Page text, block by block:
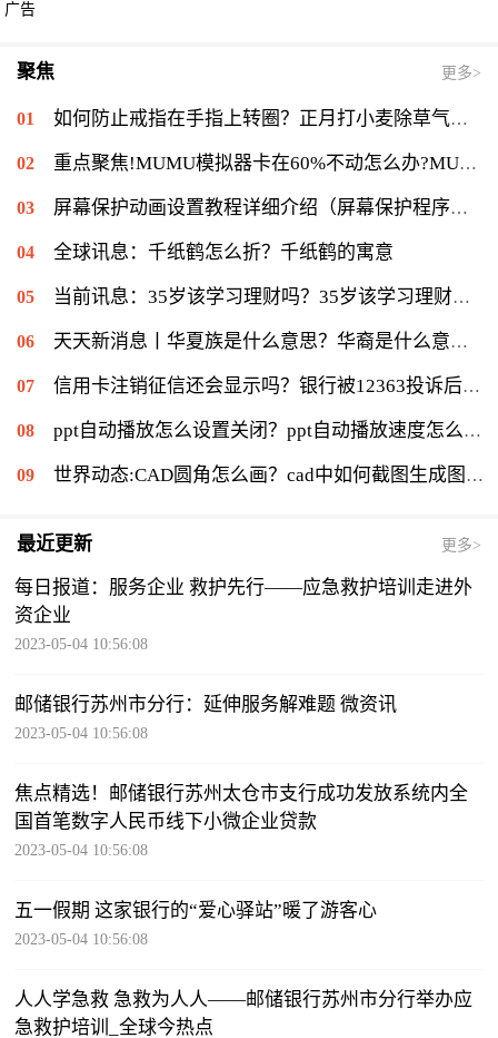
广告
聚焦 更多>
如何防止戒指在手指上转圈？正月打小麦除草气温多少能打？ 全球短讯
重点聚焦!MUMU模拟器卡在60%不动怎么办?MUMU模拟器卡在60%的解决流程
屏幕保护动画设置教程详细介绍（屏幕保护程序等待时间怎么设置）|当前速读
全球讯息：千纸鹤怎么折？千纸鹤的寓意
当前讯息：35岁该学习理财吗？35岁该学习理财会不会太迟？
天天新消息丨华夏族是什么意思？华裔是什么意思：华侨在侨居国生下的子女
信用卡注销征信还会显示吗？银行被12363投诉后果是什么？|环球通讯
ppt自动播放怎么设置关闭？ppt自动播放速度怎么调慢？ 世界报资讯
世界动态:CAD圆角怎么画？cad中如何截图生成图片？
最近更新 更多>
每日报道：服务企业 救护先行——应急救护培训走进外
资企业
2023-05-04 10:56:08
邮储银行苏州市分行：延伸服务解难题 微资讯
2023-05-04 10:56:08
焦点精选！邮储银行苏州太仓市支行成功发放系统内全
国首笔数字人民币线下小微企业贷款
2023-05-04 10:56:08
五一假期 这家银行的“爱心驿站”暖了游客心
2023-05-04 10:56:08
人人学急救 急救为人人——邮储银行苏州市分行举办应
急救护培训_全球今热点